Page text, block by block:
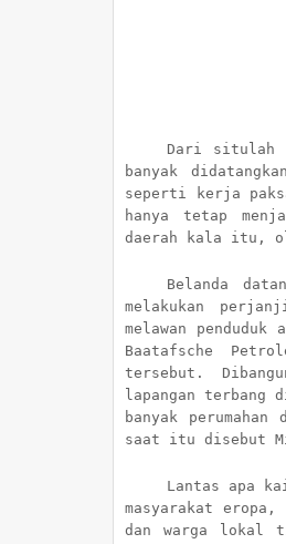
Dari situlah
banyak
seperti kerja
hanya tetap
daerah kala itu,
Belanda
melakukan
melawan
Baatafsche
tersebut.
lapangan terbang
banyak
saat itu disebut
Lantas apa
masyarakat
dan warga lokal